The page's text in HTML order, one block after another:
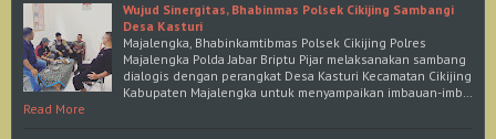
Wujud Sinergitas, Bhabinmas Polsek Cikijing Sambangi
Desa Kasturi
Majalengka, Bhabinkamtibmas Polsek Cikijing Polres
Majalengka Polda Jabar Briptu Pijar melaksanakan sambang
dialogis dengan perangkat Desa Kasturi Kecamatan Cikijing
Kabupaten Majalengka untuk menyampaikan imbauan-imb…
Read More